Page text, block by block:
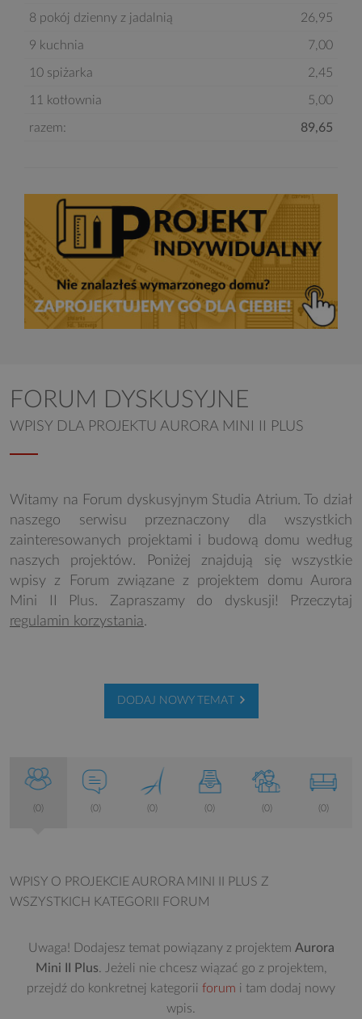
8 pokój dzienny z jadalnią 26,95
9 kuchnia 7,00
10 spiżarka 2,45
11 kotłownia 5,00
razem: 89,65
FORUM DYSKUSYJNE
WPISY DLA PROJEKTU AURORA MINI II PLUS
Witamy na Forum dyskusyjnym Studia Atrium. To dział
naszego serwisu przeznaczony dla wszystkich
zainteresowanych projektami i budową domu według
naszych projektów. Poniżej znajdują się wszystkie
wpisy z Forum związane z projektem domu Aurora
Mini II Plus. Zapraszamy do dyskusji! Przeczytaj
regulamin korzystania.
DODAJ NOWY TEMAT
(0) (0) (0) (0) (0) (0)
WPISY O PROJEKCIE AURORA MINI II PLUS Z
WSZYSTKICH KATEGORII FORUM
Uwaga! Dodajesz temat powiązany z projektem Aurora
Mini II Plus . Jeżeli nie chcesz wiązać go z projektem,
przejdź do konkretnej kategorii forum i tam dodaj nowy
wpis.